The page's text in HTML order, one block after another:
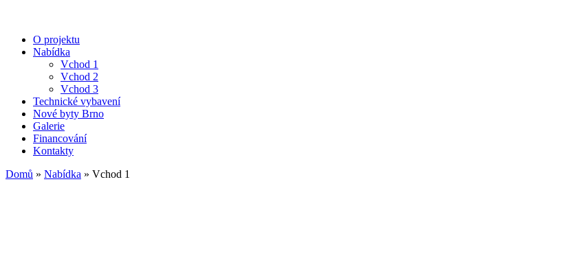
O projektu
Nabídka
Vchod 1
Vchod 2
Vchod 3
Technické vybavení
Nové byty Brno
Galerie
Financování
Kontakty
Domů » Nabídka » Vchod 1